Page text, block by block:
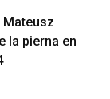
Mateusz
la pierna en